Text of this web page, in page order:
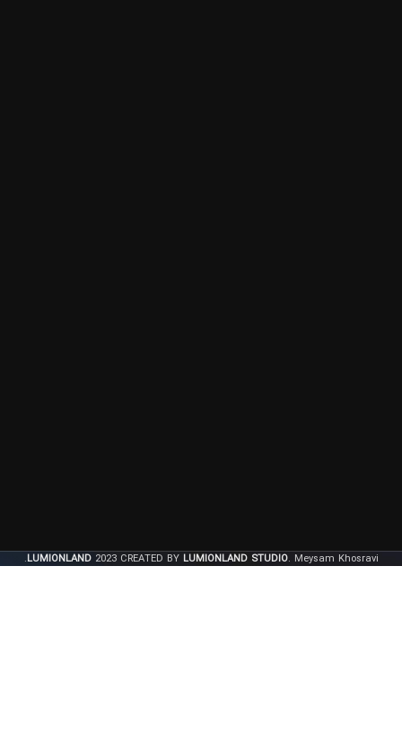
LUMIONLAND 2023 CREATED BY LUMIONLAND STUDIO. Meysam Khosravi.